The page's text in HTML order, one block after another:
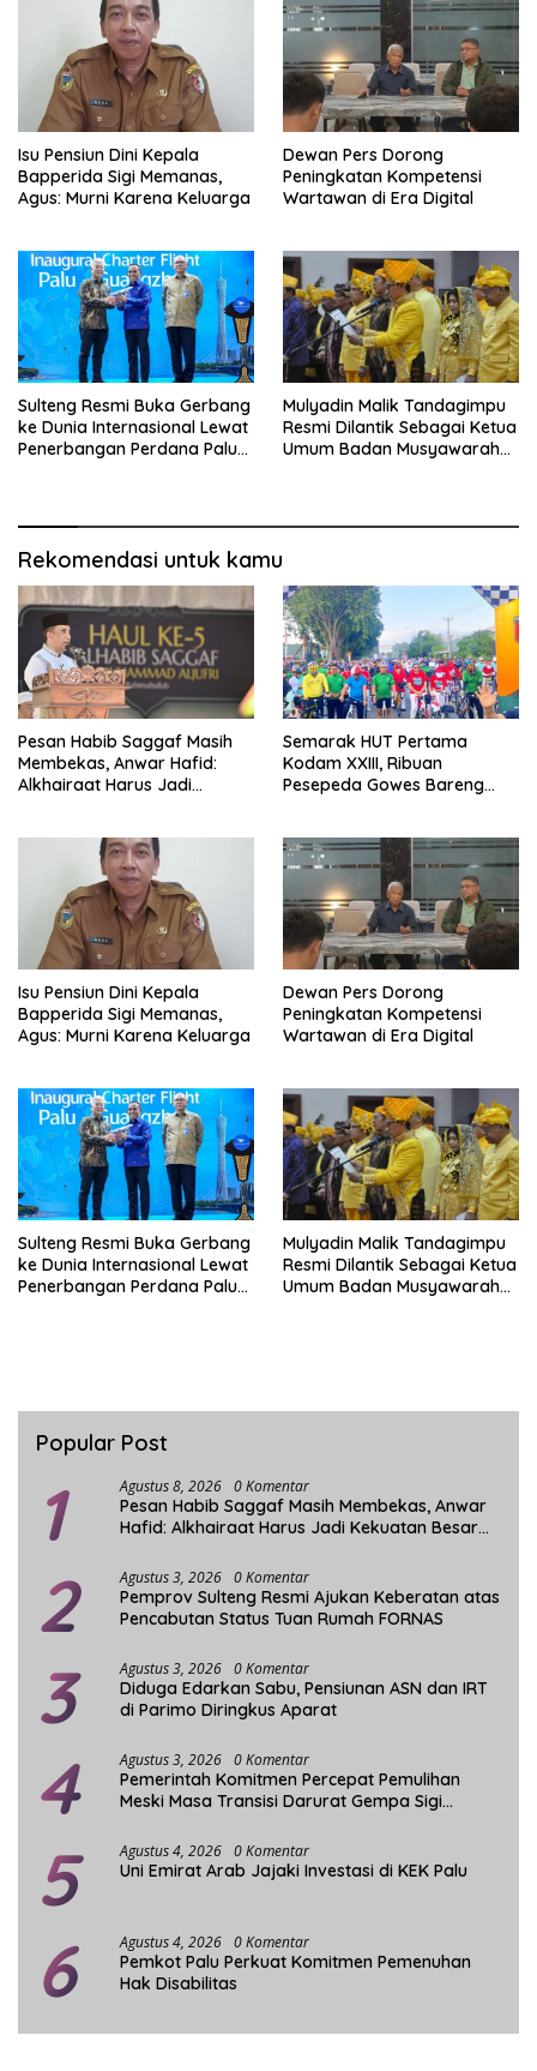
Isu Pensiun Dini Kepala
Bapperida Sigi Memanas,
Agus: Murni Karena Keluarga
Dewan Pers Dorong
Peningkatan Kompetensi
Wartawan di Era Digital
Sulteng Resmi Buka Gerbang
ke Dunia Internasional Lewat
Penerbangan Perdana Palu-
Mulyadin Malik Tandagimpu
Resmi Dilantik Sebagai Ketua
Umum Badan Musyawarah
Rekomendasi untuk kamu
Pesan Habib Saggaf Masih
Membekas, Anwar Hafid:
Alkhairaat Harus Jadi
Semarak HUT Pertama
Kodam XXIII, Ribuan
Pesepeda Gowes Bareng
Isu Pensiun Dini Kepala
Bapperida Sigi Memanas,
Agus: Murni Karena Keluarga
Dewan Pers Dorong
Peningkatan Kompetensi
Wartawan di Era Digital
Sulteng Resmi Buka Gerbang
ke Dunia Internasional Lewat
Penerbangan Perdana Palu-
Mulyadin Malik Tandagimpu
Resmi Dilantik Sebagai Ketua
Umum Badan Musyawarah
Popular Post
1 Agustus 8, 2026 0 Komentar
Pesan Habib Saggaf Masih Membekas, Anwar
Hafid: Alkhairaat Harus Jadi Kekuatan Besar
2 Agustus 3, 2026 0 Komentar
Pemprov Sulteng Resmi Ajukan Keberatan atas
Pencabutan Status Tuan Rumah FORNAS
3 Agustus 3, 2026 0 Komentar
Diduga Edarkan Sabu, Pensiunan ASN dan IRT
di Parimo Diringkus Aparat
4 Agustus 3, 2026 0 Komentar
Pemerintah Komitmen Percepat Pemulihan
Meski Masa Transisi Darurat Gempa Sigi
5 Agustus 4, 2026 0 Komentar
Uni Emirat Arab Jajaki Investasi di KEK Palu
6 Agustus 4, 2026 0 Komentar
Pemkot Palu Perkuat Komitmen Pemenuhan
Hak Disabilitas